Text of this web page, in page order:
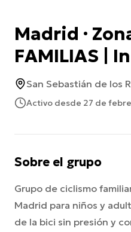
Madrid ·
FAMILIAS |
San Sebastián de los
Activo desde 27 de
Sobre el grupo
Grupo de ciclismo
Madrid para niños y
de la bici sin presión y